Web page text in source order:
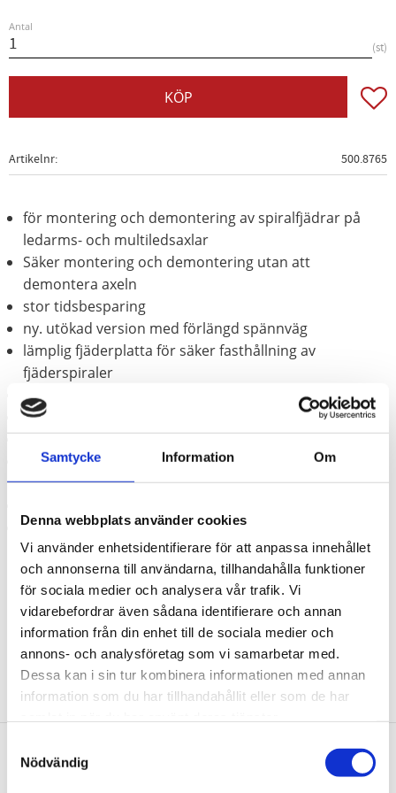
Samtycke Information Om
Denna webbplats använder cookies
Vi använder enhetsidentifierare för att anpassa innehållet
och annonserna till användarna, tillhandahålla funktioner
för sociala medier och analysera vår trafik. Vi
vidarebefordrar även sådana identifierare och annan
information från din enhet till de sociala medier och
annons- och analysföretag som vi samarbetar med.
Dessa kan i sin tur kombinera informationen med annan
information som du har tillhandahållit eller som de har
Nödvändig
Antal
st
KÖP
Artikelnr 500.8765
för montering och demontering av spiralfjädrar på
ledarms- och multiledsaxlar
Säker montering och demontering utan att
demontera axeln
stor tidsbesparing
ny. utökad version med förlängd spännväg
lämplig fjäderplatta för säker fasthållning av
fjäderspiraler
Spänner fjädern säkert i fjädercentret
Bra positionering tack vare kompakt konstruktion
Överbelastningsskydd tack vare torsions-drivelement
Användbar i fordon med väldigt små
åtkomstöppningar
I stabil plastlåda
Användningsområden: AudiA4 B7 (8E). A4 B8 (8K). A5 (8T). A6
(C7 / 4G). A7 (C7 / 4G). Q5 (8R) ochSeatExeo (3R) med
framhjulsdrivning